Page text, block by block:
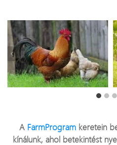
A FarmProgramkeretein
kínálunk, ahol betekintést